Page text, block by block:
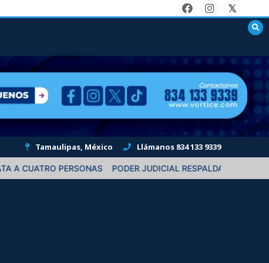
Tamaulipas, México Llámanos 834 133 9339
PODER JUDICIAL RESPALDA ACTUACIÓN DE JUEZA